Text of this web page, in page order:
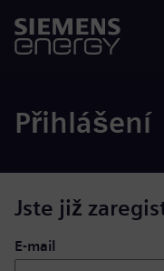
Přihlášení
Jste již
Přihlášení: uživatel a
E-mail